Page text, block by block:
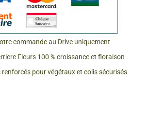
commande au Drive uniquement
Fleurs 100 % croissance et floraison
renforcés pour végétaux et colis sécurisés